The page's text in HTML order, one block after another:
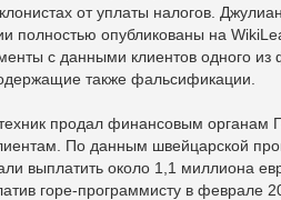
от уплаты налогов.
полностью опубликованы на
с данными клиентов одного
также фальсификации.
продал финансовым
По данным швейцарской
выплатить около 1,1 миллиона
горе-программисту в феврале